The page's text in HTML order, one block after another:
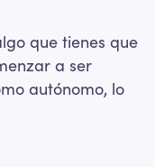
que tienes que
a ser
autónomo, lo